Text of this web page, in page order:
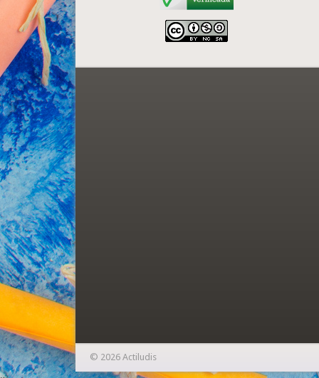
© 2026 Actiludis